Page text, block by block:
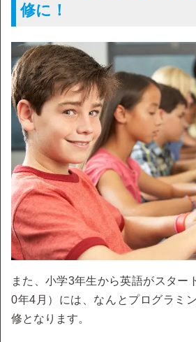
修に！
また、小学3年生から英語がスター
0年4月）には、なんとプログラミ
修となります。